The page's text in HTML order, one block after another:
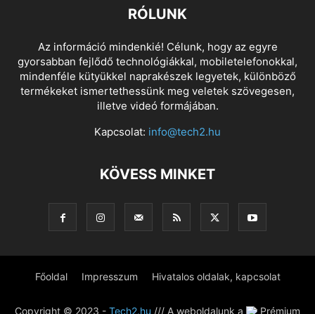
RÓLUNK
Az információ mindenkié! Célunk, hogy az egyre
gyorsabban fejlődő technológiákkal, mobiletelefonokkal,
mindenféle kütyükkel naprakészek legyetek, különböző
termékeket ismertethessünk meg veletek szövegesen,
illetve videó formájában.
Kapcsolat: info@tech2.hu
KÖVESS MINKET
Főoldal Impresszum Hivatalos oldalak, kapcsolat
Copyright © 2023 - Tech2.hu /// A weboldalunk a Prémium